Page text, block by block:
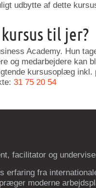
udbytte af dette
til jer?
Academy. Hun
og medarbejdere kan
kursusoplæg inkl.
31 75 20 54
facilitator og
erfaring fra
moderne